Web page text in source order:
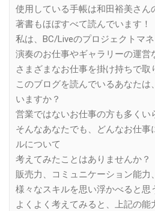
使用している手帳は和田裕美さん
著書もほぼすべて読んでいます！
私は、BC/Liveのプロジェクトマネ
演奏のお仕事やギャラリーの運営
さまざまなお仕事を掛け持ちで取
このブログを読んでいるあなたは
いますか？
営業ではないお仕事の方も多くい
そんなあなたでも、どんなお仕事
ルについて
考えてみたことはありませんか？
販売力、コミュニケーション能力
様々なスキルを思い浮かべると思
よくよく考えてみると、上記の能